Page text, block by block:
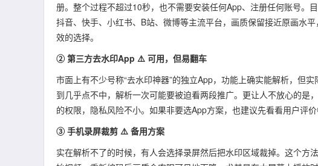
册。整个过程不超过10秒，也不需要安装任何App、注册任何账号。
抖音、快手、小红书、B站、微博等主流平台，画质保留接近原画水
效的选择。
② 第三方去水印App ⚠️ 可用，但易翻车
市面上有不少号称“去水印神器”的独立App，功能上确实能解析，但
到几乎点不中，解析一次可能要被迫看两段推广。更让人不放心的是
的权限，隐私风险不小。如果非要选App方案，也建议先看看用户评
③ 手机录屏裁剪 ⚠️ 备用方案
实在解析不了的时候，有人会选择录屏然后把水印区域裁掉。这个